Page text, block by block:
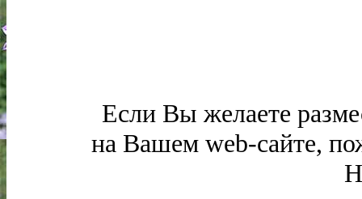
Если Вы желаете
на Вашем web-сайте,